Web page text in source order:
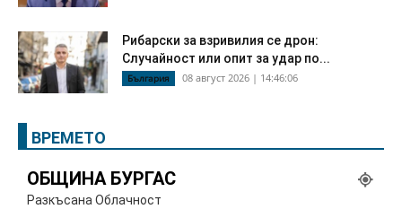
Рибарски за взривилия се дрон:
Случайност или опит за удар по...
България 08 август 2026 | 14:46:06
ВРЕМЕТО
ОБЩИНА БУРГАС
Разкъсана Облачност